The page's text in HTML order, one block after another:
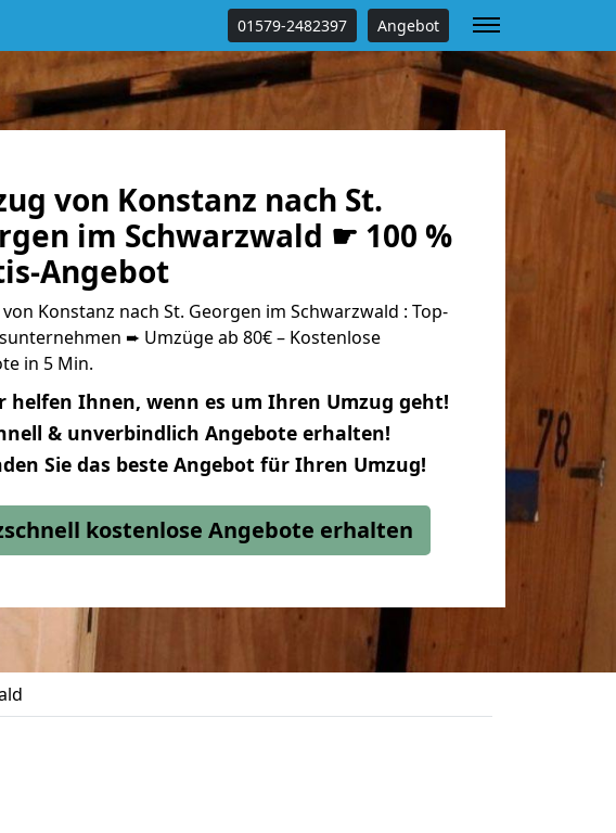
01579-2482397 Angebot
von Konstanz nach St.
im Schwarzwald ☛ 100 %
Angebot
Konstanz nach St. Georgen im Schwarzwald : Top-
➨ Umzüge ab 80€ – Kostenlose
in 5 Min.
helfen Ihnen, wenn es um Ihren Umzug geht!
& unverbindlich Angebote erhalten!
Sie das beste Angebot für Ihren Umzug!
kostenlose Angebote erhalten